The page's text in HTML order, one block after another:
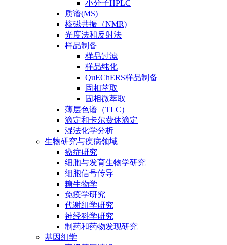
小分子HPLC
质谱(MS)
核磁共振（NMR)
光度法和反射法
样品制备
样品过滤
样品纯化
QuEChERS样品制备
固相萃取
固相微萃取
薄层色谱（TLC）
滴定和卡尔费休滴定
湿法化学分析
生物研究与疾病领域
癌症研究
细胞与发育生物学研究
细胞信号传导
糖生物学
免疫学研究
代谢组学研究
神经科学研究
制药和药物发现研究
基因组学